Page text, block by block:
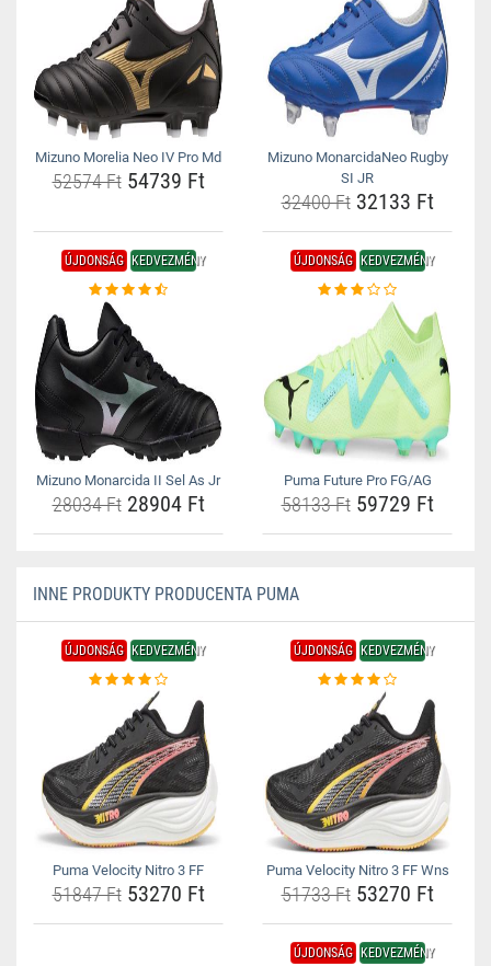
Mizuno Morelia Neo IV Pro Md
52574 Ft54739 Ft
Mizuno MonarcidaNeo Rugby
SI JR
32400 Ft32133 Ft
ÚJDONSÁG KEDVEZMÉNY
Mizuno Monarcida II Sel As Jr
28034 Ft28904 Ft
ÚJDONSÁG KEDVEZMÉNY
Puma Future Pro FG/AG
58133 Ft59729 Ft
INNE PRODUKTY PRODUCENTA PUMA
ÚJDONSÁG KEDVEZMÉNY
Puma Velocity Nitro 3 FF
51847 Ft53270 Ft
ÚJDONSÁG KEDVEZMÉNY
Puma Velocity Nitro 3 FF Wns
51733 Ft53270 Ft
ÚJDONSÁG KEDVEZMÉNY